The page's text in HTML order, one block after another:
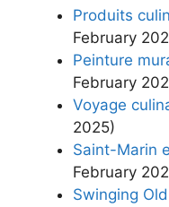
Produits
February
Peinture
February
Voyage
2025)
Saint-Marin
February
Swinging